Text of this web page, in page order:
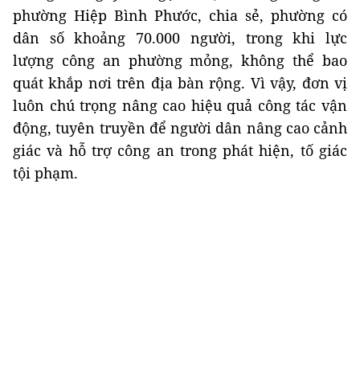
phường Hiệp Bình Phước, chia sẻ, phường có
dân số khoảng 70.000 người, trong khi lực
lượng công an phường mỏng, không thể bao
quát khắp nơi trên địa bàn rộng. Vì vậy, đơn vị
luôn chú trọng nâng cao hiệu quả công tác vận
động, tuyên truyền để người dân nâng cao cảnh
giác và hỗ trợ công an trong phát hiện, tố giác
tội phạm.